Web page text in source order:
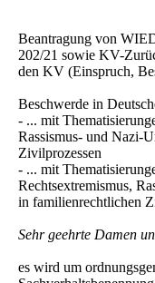
Beantragung von
202/21 sowie KV-
den KV (Einspruch,
Beschwerde in
- ... mit
Rassismus- und Nazi-
Zivilprozessen
- ... mit
Rechtsextremismus,
in familienrechtlichen
Sehr geehrte Damen
es wird um